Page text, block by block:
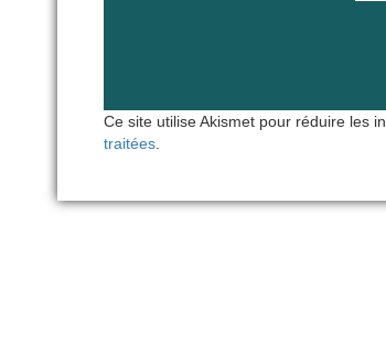
Ce site utilise Akismet pour réduire les
traitées